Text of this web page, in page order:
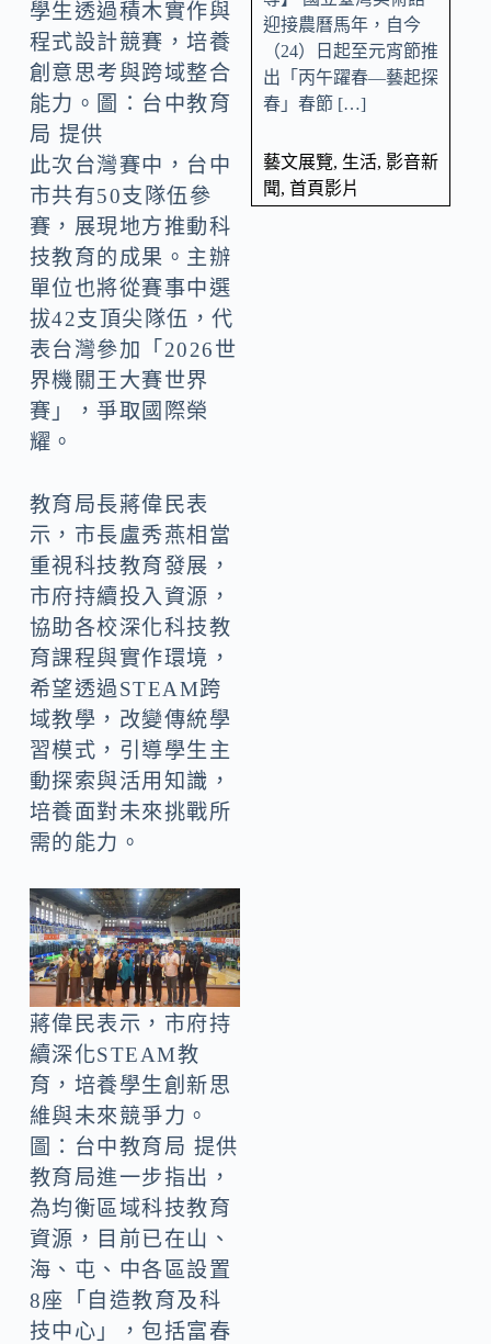
學生透過積木實作與
程式設計競賽，培養
創意思考與跨域整合
能力。圖：台中教育
局 提供
此次台灣賽中，台中
市共有50支隊伍參
賽，展現地方推動科
技教育的成果。主辦
單位也將從賽事中選
拔42支頂尖隊伍，代
表台灣參加「2026世
界機關王大賽世界
賽」，爭取國際榮
耀。
教育局長蔣偉民表
示，市長盧秀燕相當
重視科技教育發展，
市府持續投入資源，
協助各校深化科技教
育課程與實作環境，
希望透過STEAM跨
域教學，改變傳統學
習模式，引導學生主
動探索與活用知識，
培養面對未來挑戰所
需的能力。
蔣偉民表示，市府持
續深化STEAM教
育，培養學生創新思
維與未來競爭力。
圖：台中教育局 提供
教育局進一步指出，
為均衡區域科技教育
資源，目前已在山、
海、屯、中各區設置
8座「自造教育及科
技中心」，包括富春
迎接農曆馬年，自今
（24）日起至元宵節推
出「丙午躍春—藝起探
春」春節 […]
藝文展覽, 生活, 影音新
聞, 首頁影片